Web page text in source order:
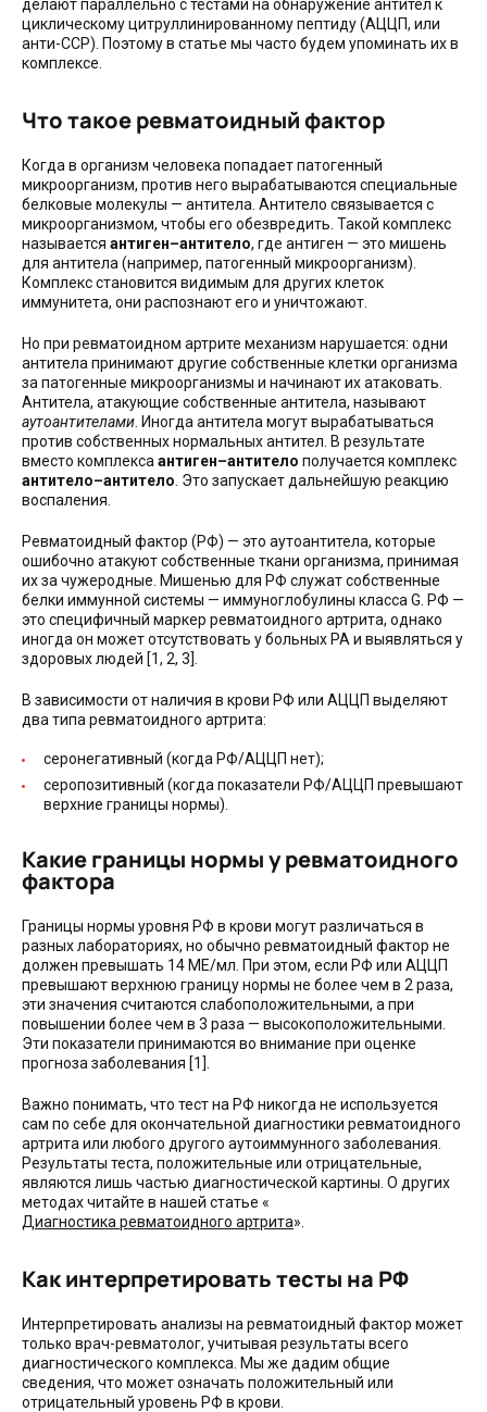
делают параллельно с тестами на обнаружение антител к
циклическому цитруллинированному пептиду (АЦЦП, или
анти-ССР). Поэтому в статье мы часто будем упоминать их в
комплексе.
Что такое ревматоидный фактор
Когда в организм человека попадает патогенный
микроорганизм, против него вырабатываются специальные
белковые молекулы — антитела. Антитело связывается с
микроорганизмом, чтобы его обезвредить. Такой комплекс
называется антиген–антитело, где антиген — это мишень
для антитела (например, патогенный микроорганизм).
Комплекс становится видимым для других клеток
иммунитета, они распознают его и уничтожают.
Но при ревматоидном артрите механизм нарушается: одни
антитела принимают другие собственные клетки организма
за патогенные микроорганизмы и начинают их атаковать.
Антитела, атакующие собственные антитела, называют
аутоантителами . Иногда антитела могут вырабатываться
против собственных нормальных антител. В результате
вместо комплекса антиген–антитело получается комплекс
антитело–антитело . Это запускает дальнейшую реакцию
воспаления.
Ревматоидный фактор (РФ) — это аутоантитела, которые
ошибочно атакуют собственные ткани организма, принимая
их за чужеродные. Мишенью для РФ служат собственные
белки иммунной системы — иммуноглобулины класса G. РФ —
это специфичный маркер ревматоидного артрита, однако
иногда он может отсутствовать у больных РА и выявляться у
здоровых людей [1, 2, 3].
В зависимости от наличия в крови РФ или АЦЦП выделяют
два типа ревматоидного артрита:
серонегативный (когда РФ/АЦЦП нет);
серопозитивный (когда показатели РФ/АЦЦП превышают
верхние границы нормы).
Какие границы нормы у ревматоидного
фактора
Границы нормы уровня РФ в крови могут различаться в
разных лабораториях, но обычно ревматоидный фактор не
должен превышать 14 МЕ/мл. При этом, если РФ или АЦЦП
превышают верхнюю границу нормы не более чем в 2 раза,
эти значения считаются слабоположительными, а при
повышении более чем в 3 раза — высокоположительными.
Эти показатели принимаются во внимание при оценке
прогноза заболевания [1].
Важно понимать, что тест на РФ никогда не используется
сам по себе для окончательной диагностики ревматоидного
артрита или любого другого аутоиммунного заболевания.
Результаты теста, положительные или отрицательные,
являются лишь частью диагностической картины. О других
методах читайте в нашей статье «
Диагностика ревматоидного артрита».
Как интерпретировать тесты на РФ
Интерпретировать анализы на ревматоидный фактор может
только врач-ревматолог, учитывая результаты всего
диагностического комплекса. Мы же дадим общие
сведения, что может означать положительный или
отрицательный уровень РФ в крови.